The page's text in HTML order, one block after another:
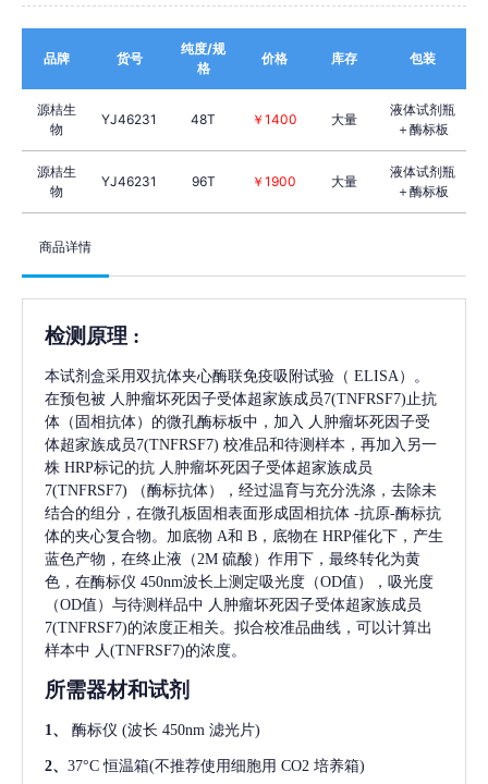
品牌 货号
纯度/规
格
价格 库存 包装
源桔生
物
YJ46231 48T ￥1400 大量
液体试剂瓶
＋酶标板
源桔生
物
YJ46231 96T ￥1900 大量
液体试剂瓶
＋酶标板
商品详情
检测原理 :
本试剂盒采用双抗体夹心酶联免疫吸附试验（ ELISA）。
在预包被 人肿瘤坏死因子受体超家族成员7(TNFRSF7)止抗
体（固相抗体）的微孔酶标板中，加入 人肿瘤坏死因子受
体超家族成员7(TNFRSF7) 校准品和待测样本，再加入另一
株 HRP标记的抗 人肿瘤坏死因子受体超家族成员
7(TNFRSF7)
（酶标抗体），经过温育与充分洗涤，去除未
结合的组分，在微孔板固相表面形成固相抗体 -抗原-酶标抗
体的夹心复合物。加底物 A和 B，底物在 HRP催化下，产生
蓝色产物，在终止液（2M 硫酸）作用下，最终转化为黄
色，在酶标仪 450nm波长上测定吸光度（OD值），吸光度
（OD值）与待测样品中 人肿瘤坏死因子受体超家族成员
7(TNFRSF7)的浓度正相关。拟合校准品曲线，可以计算出
样本中 人(TNFRSF7)的浓度。
所需器材和试剂
1、 酶标仪 (波长 450nm 滤光片)
2、 37°C 恒温箱(不推荐使用细胞用 CO2 培养箱)